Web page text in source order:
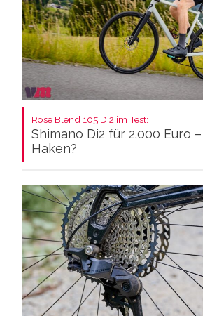
Rose Blend 105 Di2 im Test:
Shimano Di2 für 2.000 Euro
Haken?